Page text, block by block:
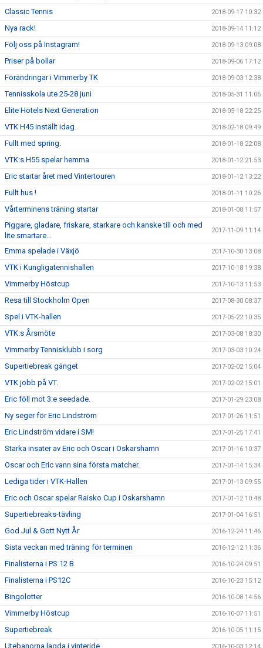
Classic Tennis 2018-09-17 10:32
Nya rack! 2018-09-14 11:12
Följ oss på Instagram! 2018-09-13 09:08
Priser på bollar 2018-09-06 17:12
Förändringar i Vimmerby TK 2018-09-03 12:38
Tennisskola ute 25-28 juni 2018-05-31 11:06
Elite Hotels Next Generation 2018-05-18 22:25
VTK H45 inställt idag. 2018-02-18 09:49
Fullt med spring. 2018-01-18 22:08
VTK:s H55 spelar hemma 2018-01-12 21:53
Eric startar året med Vintertouren 2018-01-12 13:22
Fullt hus ! 2018-01-11 10:26
Vårterminens träning startar 2018-01-08 11:57
Piggare, gladare, friskare, starkare och kanske till och med
lite smartare…
2017-11-09 11:14
Emma spelade i Växjö 2017-10-30 13:08
VTK i Kungligatennishallen 2017-10-18 19:38
Vimmerby Höstcup 2017-10-13 11:53
Resa till Stockholm Open 2017-08-30 08:37
Spel i VTK-hallen 2017-05-22 10:35
VTK:s Årsmöte 2017-03-08 18:30
Vimmerby Tennisklubb i sorg 2017-03-03 10:24
Supertiebreak gänget 2017-02-02 15:04
VTK jobb på VT. 2017-02-02 15:01
Eric föll mot 3:e seedade. 2017-01-29 23:08
Ny seger för Eric Lindström 2017-01-26 11:51
Eric Lindström vidare i SM! 2017-01-25 17:41
Starka insater av Eric och Oscar i Oskarshamn 2017-01-16 10:37
Oscar och Eric vann sina första matcher. 2017-01-14 15:34
Lediga tider i VTK-Hallen 2017-01-13 09:55
Eric och Oscar spelar Raisko Cup i Oskarshamn 2017-01-12 10:48
Supertiebreaks-tävling 2017-01-04 16:51
God Jul & Gott Nytt År 2016-12-24 11:46
Sista veckan med träning för terminen 2016-12-12 11:36
Finalisterna i PS 12 B 2016-10-24 09:51
Finalisterna i PS12C 2016-10-23 15:12
Bingolotter 2016-10-08 14:56
Vimmerby Höstcup 2016-10-07 11:51
Supertiebreak 2016-10-05 11:15
Utebanorna lagda i vinteride.